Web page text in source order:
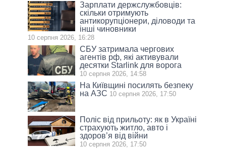
Зарплати держслужбовців:
скільки отримують
антикорупціонери, діловоди та
інші чиновники
10 серпня 2026, 16:28
СБУ затримала чергових
агентів рф, які активували
десятки Starlink для ворога
10 серпня 2026, 14:58
На Київщині посилять безпеку
на АЗС 10 серпня 2026, 17:50
Поліс від прильоту: як в Україні
страхують житло, авто і
здоров’я від війни
10 серпня 2026, 17:50